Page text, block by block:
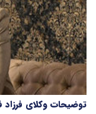
توضیحات وکلای فرزاد